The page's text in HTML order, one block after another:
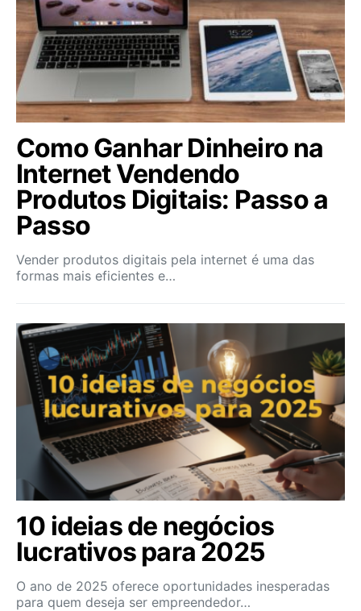
Como Ganhar Dinheiro na
Internet Vendendo
Produtos Digitais: Passo a
Passo
Vender produtos digitais pela internet é uma das
formas mais eficientes e…
10 ideias de negócios
lucrativos para 2025
O ano de 2025 oferece oportunidades inesperadas
para quem deseja ser empreendedor…